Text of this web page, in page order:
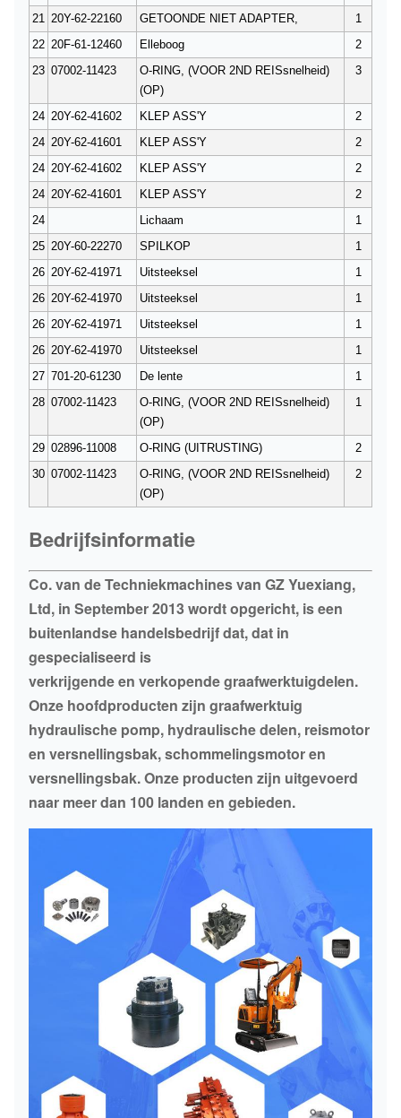
21 20Y-62-22160 GETOONDE NIET ADAPTER,
1
22 20F-61-12460 Elleboog
2
23 07002-11423
O-RING, (VOOR 2ND REISsnelheid)
(OP)
3
24 20Y-62-41602 KLEP ASS'Y
2
24 20Y-62-41601 KLEP ASS'Y
2
24 20Y-62-41602 KLEP ASS'Y
2
24 20Y-62-41601 KLEP ASS'Y
2
24
Lichaam
1
25 20Y-60-22270 SPILKOP
1
26 20Y-62-41971 Uitsteeksel
1
26 20Y-62-41970 Uitsteeksel
1
26 20Y-62-41971 Uitsteeksel
1
26 20Y-62-41970 Uitsteeksel
1
27 701-20-61230 De lente
1
28 07002-11423
O-RING, (VOOR 2ND REISsnelheid)
(OP)
1
29 02896-11008 O-RING (UITRUSTING)
2
30 07002-11423
O-RING, (VOOR 2ND REISsnelheid)
(OP)
2
Bedrijfsinformatie
Co. van de Techniekmachines van GZ Yuexiang,
Ltd, in September 2013 wordt opgericht, is een
buitenlandse handelsbedrijf dat, dat in
gespecialiseerd is
verkrijgende en verkopende graafwerktuigdelen.
Onze hoofdproducten zijn graafwerktuig
hydraulische pomp, hydraulische delen, reismotor
en versnellingsbak, schommelingsmotor en
versnellingsbak. Onze producten zijn uitgevoerd
naar meer dan 100 landen en gebieden.